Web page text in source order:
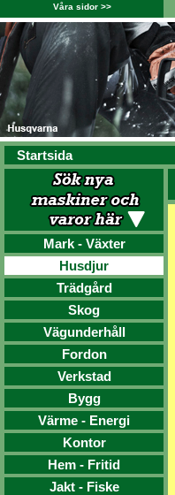
Våra sidor >>
Startsida
Mark - Växter
Husdjur
Trädgård
Skog
Vägunderhåll
Fordon
Verkstad
Bygg
Värme - Energi
Kontor
Hem - Fritid
Jakt - Fiske